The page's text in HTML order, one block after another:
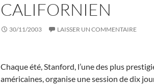
CALIFORNIEN
30/11/2003 LAISSER UN COMMENTAIRE
Chaque été, Stanford, l’une des plus
américaines, organise une session de dix